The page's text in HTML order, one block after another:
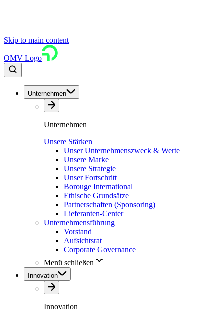
Skip to main content
OMV Logo
Unternehmen
Unternehmen
Unsere Stärken
Unser Unternehmenszweck & Werte
Unsere Marke
Unsere Strategie
Unser Fortschritt
Borouge International
Ethische Grundsätze
Partnerschaften (Sponsoring)
Lieferanten-Center
Unternehmensführung
Vorstand
Aufsichtsrat
Corporate Governance
Menü schließen
Innovation
Innovation